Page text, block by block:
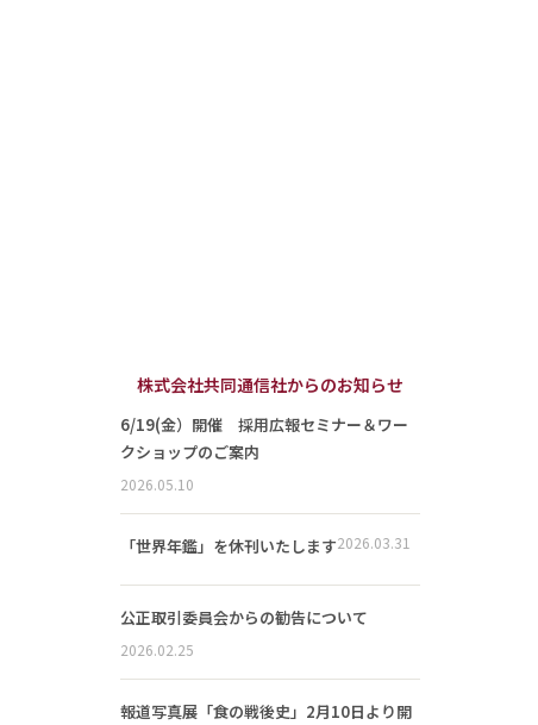
株式会社共同通信社からのお知らせ
6/19(金）開催 採用広報セミナー＆ワー
クショップのご案内
2026.05.10
「世界年鑑」を休刊いたします2026.03.31
公正取引委員会からの勧告について
2026.02.25
報道写真展「食の戦後史」2月10日より開